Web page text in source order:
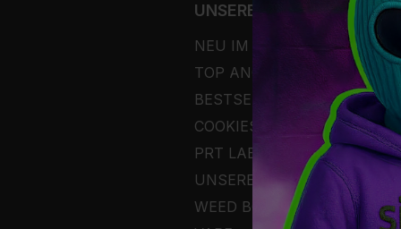
UNSERE PRODUKTE
NEU IM SORTIMENT
TOP ANGEBOTE
BESTSELLER
COOKIES®
PRT LAB® BY BOOBA
UNSERE PREMIUM-
WEED BOX